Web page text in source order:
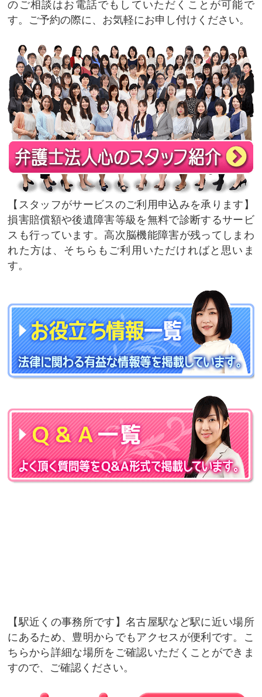
のご相談はお電話でもしていただくことが可能で
す。ご予約の際に、お気軽にお申し付けください。
スタッフがサービスのご利用申込みを承ります
損害賠償額や後遺障害等級を無料で診断するサービ
スも行っています。高次脳機能障害が残ってしまわ
れた方は、そちらもご利用いただければと思いま
す。
駅近くの事務所です
名古屋駅など駅に近い場所
にあるため、豊明からでもアクセスが便利です。こ
ちらから詳細な場所をご確認いただくことができま
すので、ご確認ください。